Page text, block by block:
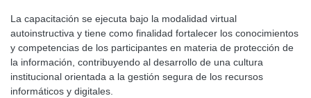
La capacitación se ejecuta bajo la modalidad virtual
autoinstructiva y tiene como finalidad fortalecer los conocimientos
y competencias de los participantes en materia de protección de
la información, contribuyendo al desarrollo de una cultura
institucional orientada a la gestión segura de los recursos
informáticos y digitales.